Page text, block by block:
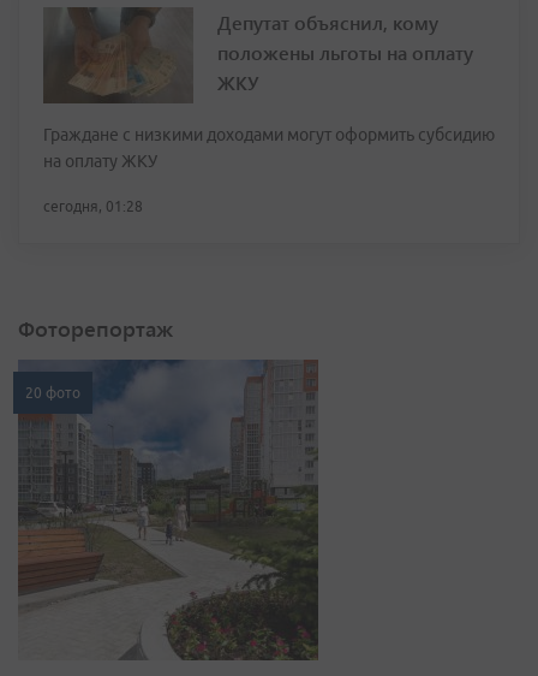
Депутат объяснил, кому
положены льготы на оплату
ЖКУ
Граждане с низкими доходами могут оформить субсидию
на оплату ЖКУ
сегодня, 01:28
Фоторепортаж
20 фото